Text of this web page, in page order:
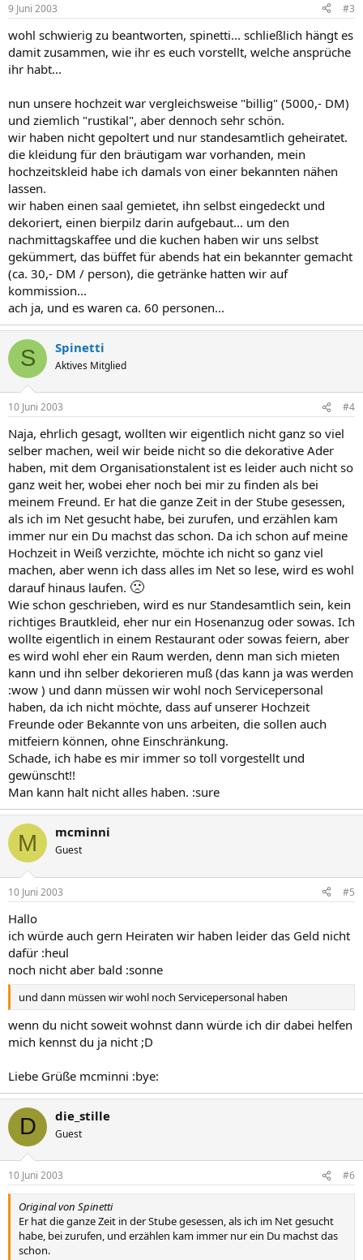
9 Juni 2003 #3
wohl schwierig zu beantworten, spinetti... schließlich hängt es
damit zusammen, wie ihr es euch vorstellt, welche ansprüche
ihr habt...
nun unsere hochzeit war vergleichsweise "billig" (5000,- DM)
und ziemlich "rustikal", aber dennoch sehr schön.
wir haben nicht gepoltert und nur standesamtlich geheiratet.
die kleidung für den bräutigam war vorhanden, mein
hochzeitskleid habe ich damals von einer bekannten nähen
lassen.
wir haben einen saal gemietet, ihn selbst eingedeckt und
dekoriert, einen bierpilz darin aufgebaut... um den
nachmittagskaffee und die kuchen haben wir uns selbst
gekümmert, das büffet für abends hat ein bekannter gemacht
(ca. 30,- DM / person), die getränke hatten wir auf
kommission...
ach ja, und es waren ca. 60 personen...
S Spinetti
Aktives Mitglied
10 Juni 2003 #4
Naja, ehrlich gesagt, wollten wir eigentlich nicht ganz so viel
selber machen, weil wir beide nicht so die dekorative Ader
haben, mit dem Organisationstalent ist es leider auch nicht so
ganz weit her, wobei eher noch bei mir zu finden als bei
meinem Freund. Er hat die ganze Zeit in der Stube gesessen,
als ich im Net gesucht habe, bei zurufen, und erzählen kam
immer nur ein Du machst das schon. Da ich schon auf meine
Hochzeit in Weiß verzichte, möchte ich nicht so ganz viel
machen, aber wenn ich dass alles im Net so lese, wird es wohl
darauf hinaus laufen. 🙁
Wie schon geschrieben, wird es nur Standesamtlich sein, kein
richtiges Brautkleid, eher nur ein Hosenanzug oder sowas. Ich
wollte eigentlich in einem Restaurant oder sowas feiern, aber
es wird wohl eher ein Raum werden, denn man sich mieten
kann und ihn selber dekorieren muß (das kann ja was werden
:wow ) und dann müssen wir wohl noch Servicepersonal
haben, da ich nicht möchte, dass auf unserer Hochzeit
Freunde oder Bekannte von uns arbeiten, die sollen auch
mitfeiern können, ohne Einschränkung.
Schade, ich habe es mir immer so toll vorgestellt und
gewünscht!!
Man kann halt nicht alles haben. :sure
M mcminni
Guest
10 Juni 2003 #5
Hallo
ich würde auch gern Heiraten wir haben leider das Geld nicht
dafür :heul
noch nicht aber bald :sonne
und dann müssen wir wohl noch Servicepersonal haben
wenn du nicht soweit wohnst dann würde ich dir dabei helfen
mich kennst du ja nicht ;D
Liebe Grüße mcminni :bye:
D die_stille
Guest
10 Juni 2003 #6
Original von Spinetti
Er hat die ganze Zeit in der Stube gesessen, als ich im Net gesucht
habe, bei zurufen, und erzählen kam immer nur ein Du machst das
schon.